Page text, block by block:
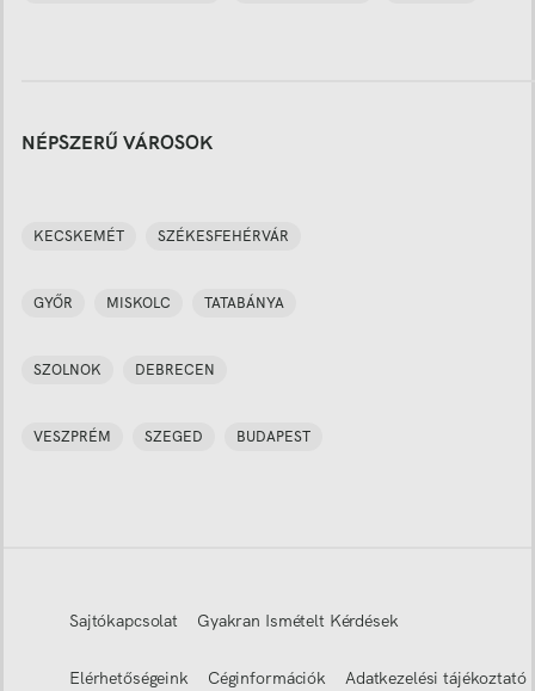
NÉPSZERŰ VÁROSOK
KECSKEMÉT SZÉKESFEHÉRVÁR
GYŐR MISKOLC TATABÁNYA
SZOLNOK DEBRECEN
VESZPRÉM SZEGED BUDAPEST
Sajtókapcsolat Gyakran Ismételt Kérdések
Elérhetőségeink Céginformációk Adatkezelési tájékoztató